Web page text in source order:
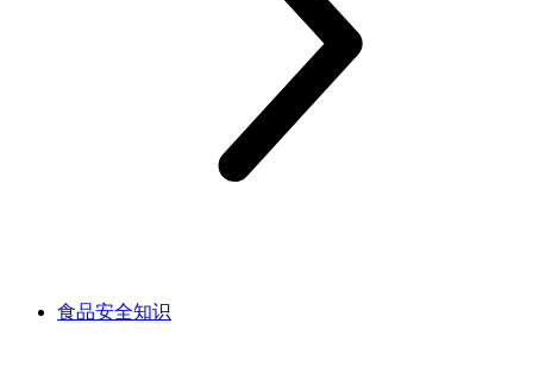
食品安全知识